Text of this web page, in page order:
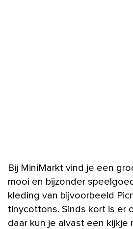
Bij MiniMarkt vind je een
mooi en bijzonder
kleding van bijvoorbeeld
tinycottons. Sinds kort is er
daar kun je alvast een kijkje